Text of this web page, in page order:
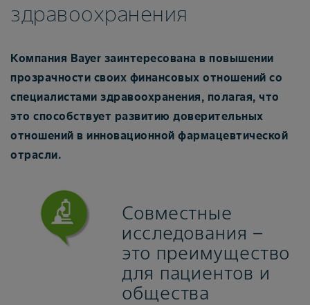
здравоохранения
Компания Bayer заинтересована в повышении
прозрачности своих финансовых отношений со
специалистами здравоохранения, полагая, что
это способствует развитию доверительных
отношений в инновационной фармацевтической
отрасли.
Совместные
исследования –
это преимущество
для пациентов и
общества